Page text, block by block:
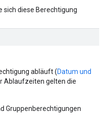
sich diese Berechtigung
abläuft (Datum und
Ablaufzeiten gelten die
Gruppenberechtigungen